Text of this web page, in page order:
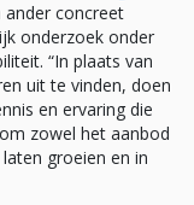
ander concreet
onderzoek onder
“In plaats van
uit te vinden, doen
en ervaring die
zowel het aanbod
groeien en in